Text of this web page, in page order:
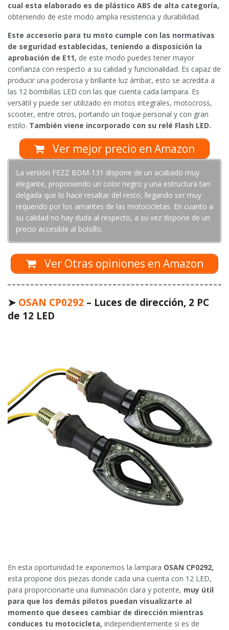
cual esta elaborado es de plástico ABS de alta categoría,
obteniendo de este modo amplia resistencia y durabilidad.
Este accesorio para tu moto cumple con las normativas
de seguridad establecidas, teniendo a disposición la
aprobación de E11, de este modo puedes tener mayor
confianza con respecto a su calidad y funcionalidad. Es capaz de
producir una poderosa y brillante luz ámbar, esto se acredita a
las 12 bombillas LED con las que cuenta cada lampara. Es
versátil y puede ser utilizado en motos integrales, motocross,
scooter, entre otros, portando un toque personal y con gran
estilo. También viene incorporado con su relé Flash LED.
Ver mejor precio en Amazon
La versión FEZZ BDM-131 dispone de un acabado muy
elegante, proponiendo un color negro y una estructura tan
delgada que lo hace resaltar del resto, llegando ser muy
requerido por los amantes de las motocicletas. En cuanto a
su calidad no hay duda al respecto, a su vez dispone de un
precio accesible al bolsillo.
Ver Otras opiniones en Amazon
➤ OSAN CP0292 – Luces de dirección, 2 PC
de 12 LED
En esta oportunidad te exponemos la lampara OSAN CP0292,
esta propone dos piezas donde cada una cuenta con 12 LED,
para proporcionarte una iluminación clara y potente, muy útil
para que los demás pilotos puedan visualizarte al
momento que desees cambiar de dirección mientras
conduces tu motocicleta, independientemente si es de